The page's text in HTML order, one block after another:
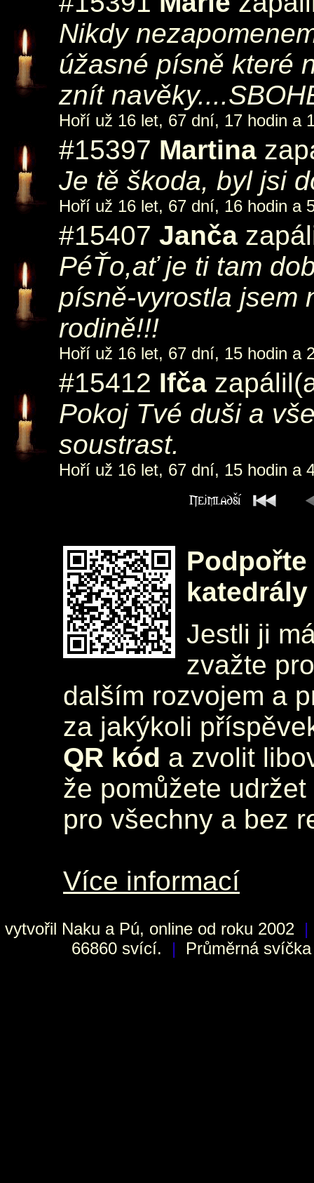
Nikdy
úžasné písně které
znít
Hoří už 16 let, 67 dní, 17 hodin a
#15397 Martina
Je tě škoda, byl jsi
Hoří už 16 let, 67 dní, 16 hodin a
#15407 Janča
PéŤo,ať je ti tam
písně-vyrostla jsem
rodině!!!
Hoří už 16 let, 67 dní, 15 hodin a
#15412 Ifča
Pokoj Tvé duši a
soustrast.
Hoří už 16 let, 67 dní, 15 hodin a
katedrály
Jestli ji
zvažte
dalším rozvojem a
za jakýkoli
QR kód a zvolit
že pomůžete
pro všechny a bez
Více informací
vytvořil Naku a Pú, online od roku 2002 |
66860 svící.
| Průměrná